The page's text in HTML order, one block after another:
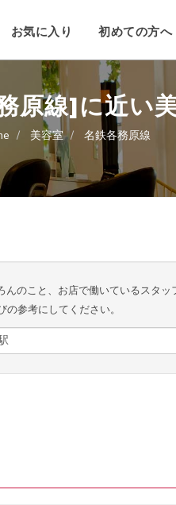
お気に入り 初めての方へ
原線]に近い
美容室 名鉄各務原線
のこと、お店で働いているスタッ
参考にしてください。